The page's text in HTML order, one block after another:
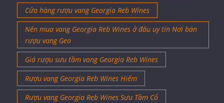
Cửa hàng rượu vang Georgia Reb Wines
Nên mua vang Georgia Reb Wines ở đâu uy tín Nơi bán
rượu vang Geo
Giá rượu sưu tầm vang Georgia Reb Wines
Rượu vang Georgia Reb Wines Hiếm
Rượu vang Georgia Reb Wines Sưu Tầm Cổ